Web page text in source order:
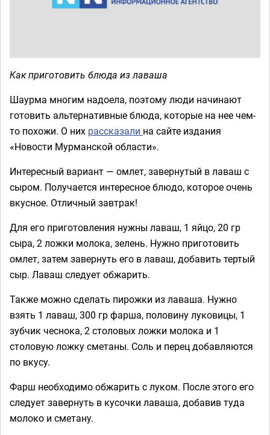
Как приготовить блюда из лаваша
Шаурма многим надоела, поэтому люди начинают
готовить альтернативные блюда, которые на нее чем-
то похожи. О них рассказали на сайте издания
«Новости Мурманской области».
Интересный вариант — омлет, завернутый в лаваш с
сыром. Получается интересное блюдо, которое очень
вкусное. Отличный завтрак!
Для его приготовления нужны лаваш, 1 яйцо, 20 гр
сыра, 2 ложки молока, зелень. Нужно приготовить
омлет, затем завернуть его в лаваш, добавить тертый
сыр. Лаваш следует обжарить.
Также можно сделать пирожки из лаваша. Нужно
взять 1 лаваш, 300 гр фарша, половину луковицы, 1
зубчик чеснока, 2 столовых ложки молока и 1
столовую ложку сметаны. Соль и перец добавляются
по вкусу.
Фарш необходимо обжарить с луком. После этого его
следует завернуть в кусочки лаваша, добавив туда
молоко и сметану.